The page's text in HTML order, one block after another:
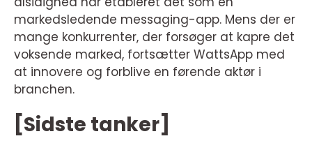
markedsledende messaging-app. Mens der er
mange konkurrenter, der forsøger at kapre det
voksende marked, fortsætter WattsApp med
at innovere og forblive en førende aktør i
branchen.
[Sidste tanker]